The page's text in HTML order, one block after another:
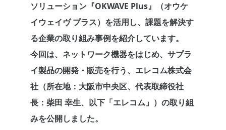
ソリューション『OKWAVE Plus』（オウケ
イウェイヴ プラス）を活用し、課題を解決す
る企業の取り組み事例を紹介しています。
今回は、ネットワーク機器をはじめ、サプラ
イ製品の開発・販売を行う、エレコム株式会
社（所在地：大阪市中央区、代表取締役社
長：柴田 幸生、以下「エレコム」）の取り組
みを公開しました。